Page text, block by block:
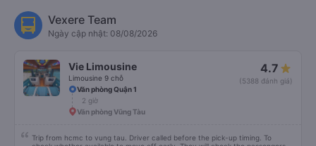
Vexere Team
Ngày cập nhật: 08/08/2026
Vie Limousine
Limousine 9 chỗ
4.7
(5388 đánh giá)
Văn phòng Quận 1
2 giờ
Văn phòng Vũng Tàu
Trip from hcmc to vung tau. Driver called before the pick-up timing. To